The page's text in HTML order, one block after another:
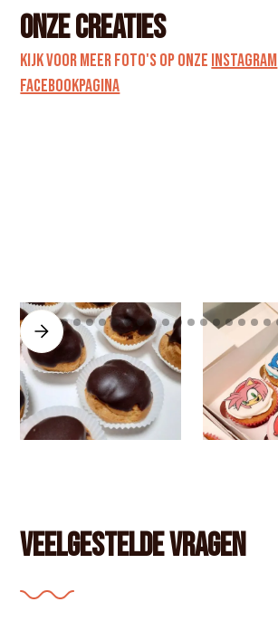
Onze creaties
Kijk voor meer foto's op onze Instagram
Facebookpagina
Veelgestelde vragen